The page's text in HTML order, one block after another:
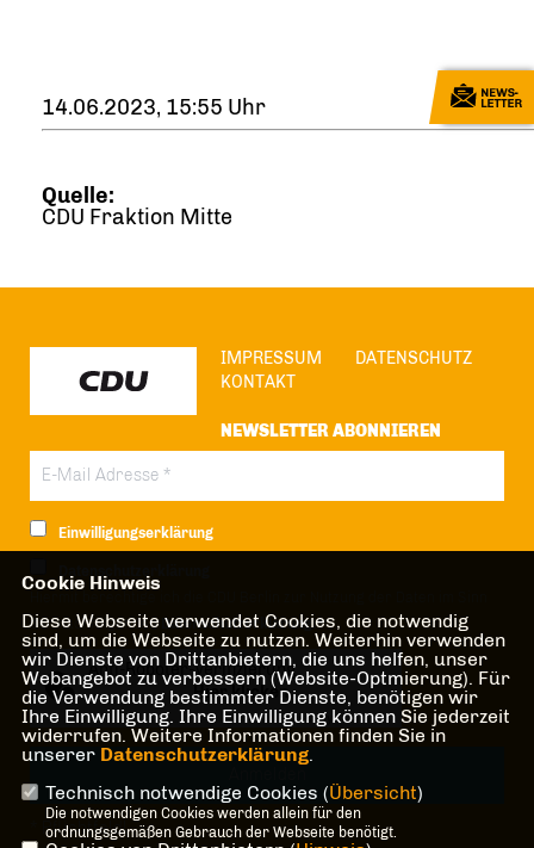
14.06.2023, 15:55 Uhr
Quelle:
CDU Fraktion Mitte
IMPRESSUM
DATENSCHUTZ
KONTAKT
NEWSLETTER ABONNIEREN
Einwilligungserklärung
der nachfolgenden Datenschutzerklärung.*
Anti-Roboter-Verifizierung
Hier klicken
Friendly Captcha ⇗
* Pflichtfeld!
Cookie Hinweis
Diese Webseite verwendet Cookies, die notwendig
sind, um die Webseite zu nutzen. Weiterhin verwenden
wir Dienste von Drittanbietern, die uns helfen, unser
Webangebot zu verbessern (Website-Optmierung). Für
die Verwendung bestimmter Dienste, benötigen wir
Ihre Einwilligung. Ihre Einwilligung können Sie jederzeit
widerrufen. Weitere Informationen finden Sie in
unserer Datenschutzerklärung.
Technisch notwendige Cookies (Übersicht)
Die notwendigen Cookies werden allein für den
ordnungsgemäßen Gebrauch der Webseite benötigt.